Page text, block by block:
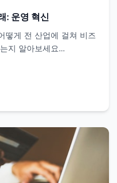
: 운영 혁신
떻게 전 산업에 걸쳐 비즈
지 알아보세요...